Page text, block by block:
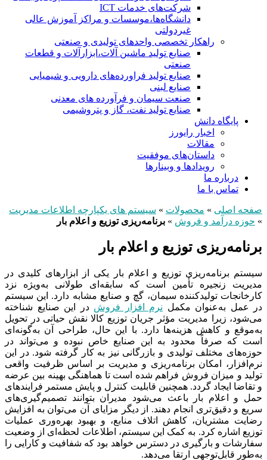
شرکت‌های خدمات ICT
دانشگاه‌ها،موسسات و مراکز آموزش عالی
غیردولتی
راهکار تخصصی واحدهای تولیدی و صنعتی
صنایع توليد ماشين آلات،ابزارآلات و قطعات
صنعتی
صنایع تولید فراورده‌های دارویی و شیمیایی
صنایع لبنی
صنعت سیمان و فرآورده های معدنی
صنایع تولید نفت، گاز و پتروشيمی
پایگاه دانش
اخبار رایورز
مقالات
داستان‌های موفقیت
رویدادها و وبینارها
درباره ما
تماس با ما
صفحه اصلی » محصولات » سیستم های یکپارچه اطلاعات مدیریت
» حوزه درآمد و فروش » برنامه‌ریزی توزیع و اعلام بار
برنامه‌ریزی توزیع و اعلام بار
سیستم برنامه‌ریزی توزیع و اعلام بار یکی از ابزارهای کلیدی در
مدیریت زنجیره تأمین است که سابقه‌ای طولانی به‌ویژه نزد
کارخانجات تولیدکننده سیمان، گچ و صنایع مشابه دارد. این سیستم
در عمل به‌عنوان مکمل نرم‌ افزار فروش در این صنایع شناخته
می‌شود، زیرا مدیریت مؤثر جریان توزیع کالا نقش حیاتی در تحویل
به‌موقع و کاهش هزینه‌ها دارد. با این حال، طراحی آن به‌گونه‌ای
است که صرفاً محدود به این صنایع خاص نبوده و می‌تواند در
حوزه‌های مختلف تولیدی و بازرگانی نیز به کار گرفته شود. در این
نرم‌افزار، امکان برنامه‌ریزی و مدیریت بر اساس ظرفیت واقعی
تولید و میزان فروش فراهم شده است تا هماهنگی بهینه بین عرضه
و تقاضا ایجاد گردد. همچنین قابلیت کنترل و پایش مستمر فرایندهای
حمل و اعلام بار باعث می‌شود مدیران بتوانند تصمیم‌گیری‌های
سریع و دقیق‌تری انجام دهند. از دیگر مزایای آن می‌توان به افزایش
رضایت مشتریان، کاهش اتلاف منابع، و بهبود بهره‌وری عملیات
توزیع اشاره کرد. به کمک این سیستم، اطلاعات لحظه‌ای از وضعیت
سفارشات و بارگیری در دسترس خواهد بود که شفافیت و کارایی را
به‌طور قابل‌توجهی ارتقا می‌دهد.